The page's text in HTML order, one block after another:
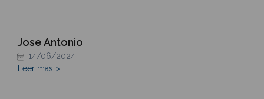
Jose Antonio
14/06/2024
Leer más >